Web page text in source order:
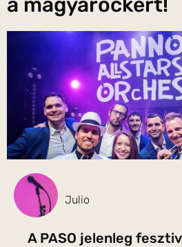
Julio
A PASO jelenleg